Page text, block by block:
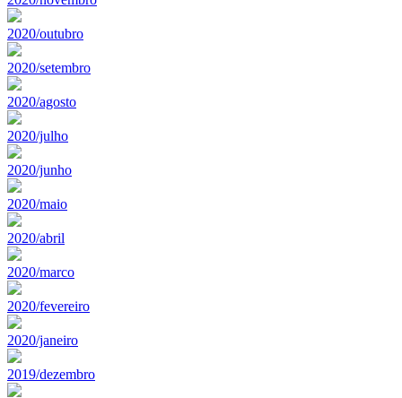
2020/outubro
2020/setembro
2020/agosto
2020/julho
2020/junho
2020/maio
2020/abril
2020/marco
2020/fevereiro
2020/janeiro
2019/dezembro